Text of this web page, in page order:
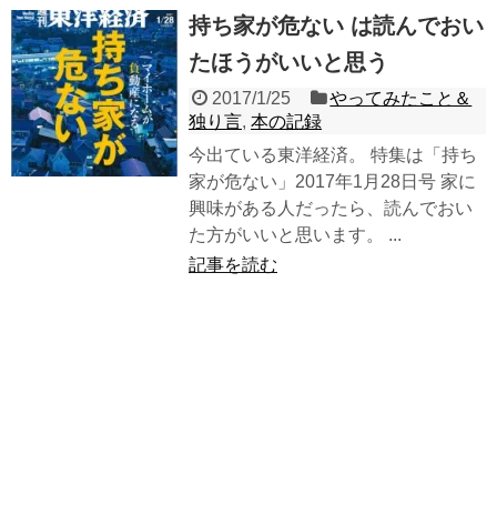
持ち家が危ない は読んでおい
たほうがいいと思う
2017/1/25
やってみたこと＆
独り言, 本の記録
今出ている東洋経済。 特集は「持ち
家が危ない」2017年1月28日号 家に
興味がある人だったら、読んでおい
た方がいいと思います。 ...
記事を読む